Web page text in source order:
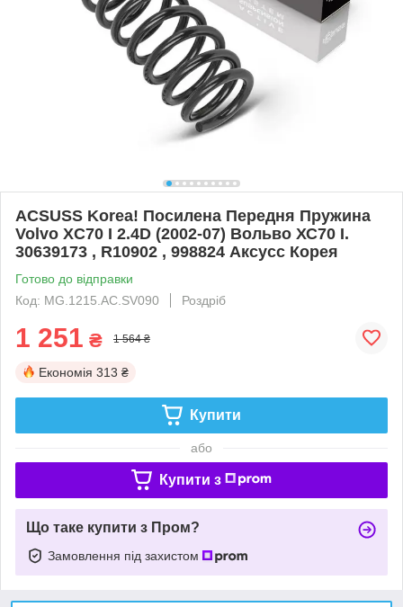
ACSUSS Korea! Посилена Передня Пружина
Volvo XC70 I 2.4D (2002-07) Вольво ХС70 I.
30639173 , R10902 , 998824 Аксусс Корея
Готово до відправки
Код: MG.1215.АС.SV090
Роздріб
1 251 ₴ 1 564 ₴
Економія 313 ₴
Купити
або
Купити з
Що таке купити з Пром?
Замовлення під захистом